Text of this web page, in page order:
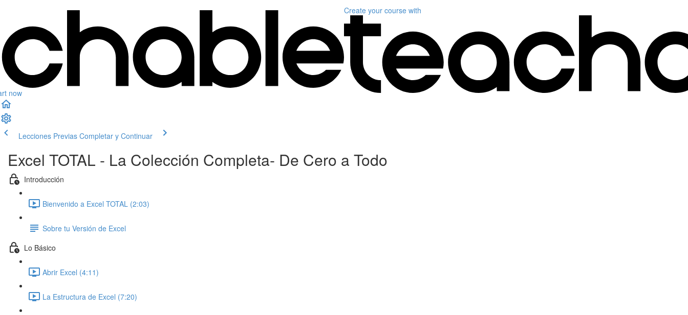
now
Create your course with
Lecciones Previas Completar y Continuar
Excel TOTAL - La Colección Completa- De Cero a Todo
Introducción
Bienvenido a Excel TOTAL (2:03)
Sobre tu Versión de Excel
Lo Básico
Abrir Excel (4:11)
La Estructura de Excel (7:20)